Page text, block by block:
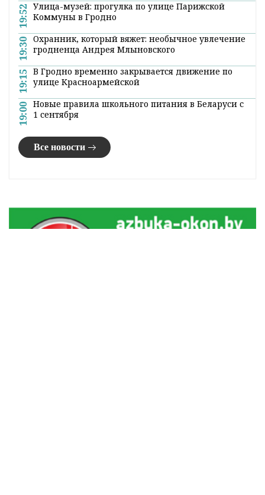
19:52 Улица-музей: прогулка по улице Парижской
Коммуны в Гродно
19:30 Охранник, который вяжет: необычное увлечение
гродненца Андрея Млыновского
19:15 В Гродно временно закрывается движение по
улице Красноармейской
19:00 Новые правила школьного питания в Беларуси с
1 сентября
Все новости